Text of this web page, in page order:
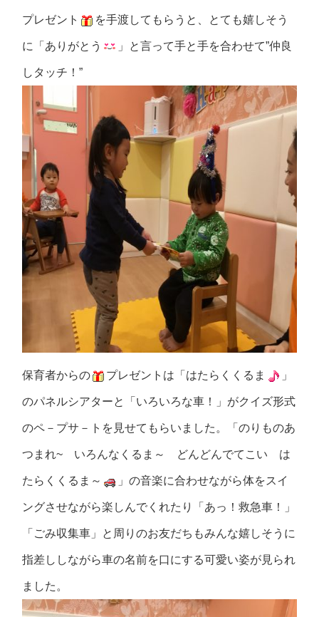
プレゼント を手渡してもらうと、とても嬉しそう
に「ありがとう 」と言って手と手を合わせて”仲良
しタッチ！”
保育者からの プレゼントは「はたらくくるま 」
のパネルシアターと「いろいろな車！」がクイズ形式
のペ－プサ－トを見せてもらいました。「のりものあ
つまれ~ いろんなくるま～ どんどんでてこい は
たらくくるま～ 」の音楽に合わせながら体をスイ
ングさせながら楽しんでくれたり「あっ！救急車！」
「ごみ収集車」と周りのお友だちもみんな嬉しそうに
指差ししながら車の名前を口にする可愛い姿が見られ
ました。